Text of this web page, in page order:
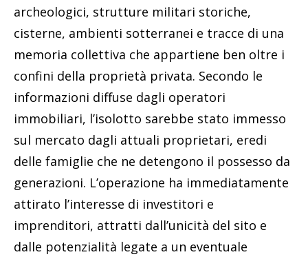
archeologici, strutture militari storiche,
cisterne, ambienti sotterranei e tracce di una
memoria collettiva che appartiene ben oltre i
confini della proprietà privata. Secondo le
informazioni diffuse dagli operatori
immobiliari, l’isolotto sarebbe stato immesso
sul mercato dagli attuali proprietari, eredi
delle famiglie che ne detengono il possesso da
generazioni. L’operazione ha immediatamente
attirato l’interesse di investitori e
imprenditori, attratti dall’unicità del sito e
dalle potenzialità legate a un eventuale